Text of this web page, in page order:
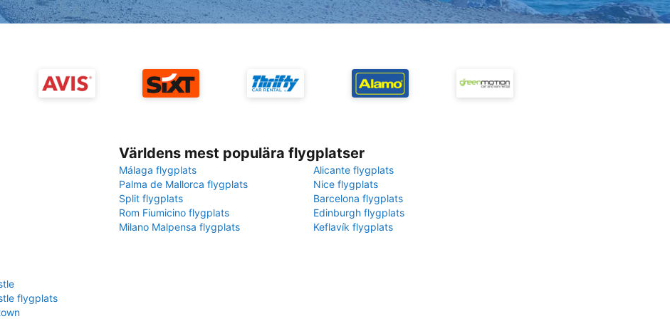
Världens mest populära flygplatser
Málaga flygplats
Alicante flygplats
Palma de Mallorca flygplats
Nice flygplats
Split flygplats
Barcelona flygplats
Rom Fiumicino flygplats
Edinburgh flygplats
Milano Malpensa flygplats
Keflavík flygplats
flygplats